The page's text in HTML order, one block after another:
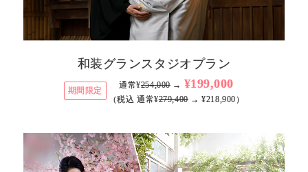
和装グランスタジオプラン
期間限定
通常¥254,000→ ¥199,000
（税込 通常¥279,400→ ¥218,900）